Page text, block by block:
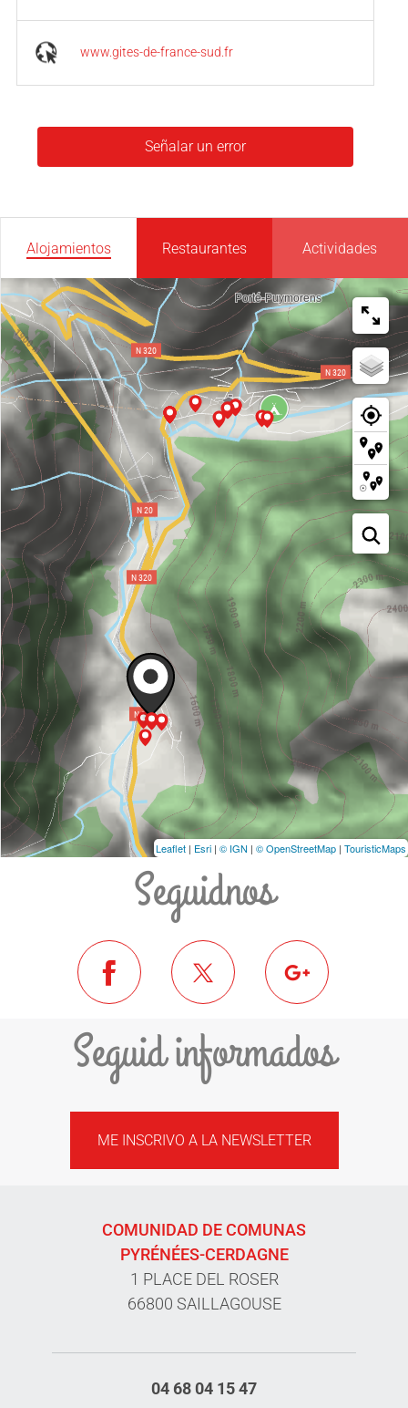
www.gites-de-france-sud.fr
Señalar un error
Alojamientos Restaurantes Actividades
Leaflet | Esri | © IGN | © OpenStreetMap | TouristicMaps
Seguidnos
Seguid informados
ME INSCRIVO A LA NEWSLETTER
COMUNIDAD DE COMUNAS
PYRÉNÉES-CERDAGNE
1 PLACE DEL ROSER
66800 SAILLAGOUSE
04 68 04 15 47